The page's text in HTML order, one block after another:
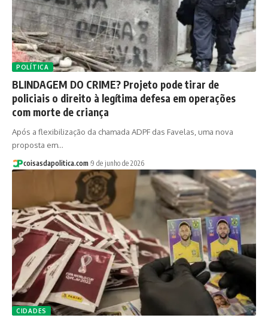
POLÍTICA
BLINDAGEM DO CRIME? Projeto pode tirar de
policiais o direito à legítima defesa em operações
com morte de criança
Após a flexibilização da chamada ADPF das Favelas, uma nova
proposta em…
coisasdapolitica.com 9 de junho de 2026
CIDADES